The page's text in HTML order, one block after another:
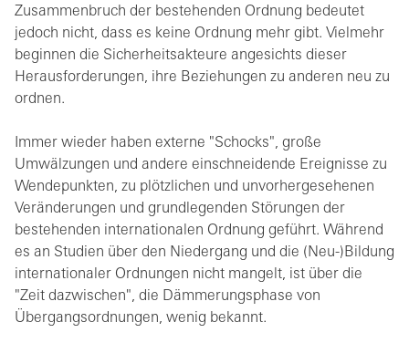
Zusammenbruch der bestehenden Ordnung bedeutet
jedoch nicht, dass es keine Ordnung mehr gibt. Vielmehr
beginnen die Sicherheitsakteure angesichts dieser
Herausforderungen, ihre Beziehungen zu anderen neu zu
ordnen.
Immer wieder haben externe "Schocks", große
Umwälzungen und andere einschneidende Ereignisse zu
Wendepunkten, zu plötzlichen und unvorhergesehenen
Veränderungen und grundlegenden Störungen der
bestehenden internationalen Ordnung geführt. Während
es an Studien über den Niedergang und die (Neu-)Bildung
internationaler Ordnungen nicht mangelt, ist über die
"Zeit dazwischen", die Dämmerungsphase von
Übergangsordnungen, wenig bekannt.